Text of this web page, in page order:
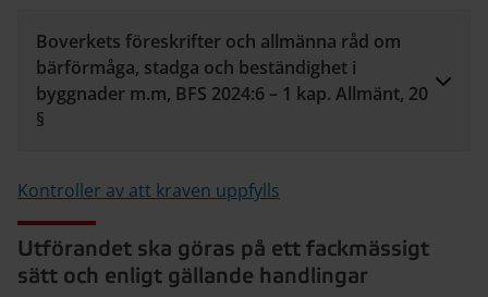
Boverkets föreskrifter och allmänna råd om
bärförmåga, stadga och beständighet i
byggnader m.m, BFS 2024:6 – 1 kap. Allmänt, 20
§
Kontroller av att kraven uppfylls
Utförandet ska göras på ett fackmässigt
sätt och enligt gällande handlingar